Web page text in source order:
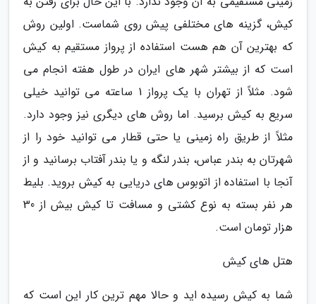
کیش، گزینه های مختلفی پیش روی شماست. اولین روش
که بهترین آن هم هست استفاده از پرواز مستقیم به کیش
است که از بیشتر شهر های ایران در طول هفته انجام می
شود. مثلاً از تهران با یک پرواز 1 ساعته می توانید خیلی
سریع به کیش برسید. اما روش های دیگری نیز وجود دارد.
مثلاً از طریق راه زمینی یا حتی قطار می توانید خود را از
شهرتان به بندر عباس، بندر لنگه و یا بندر آفتاب برسانید و از
آنجا با استفاده از اتوبوس های دریایی به کیش بروید. بلیط
هر نفر بسته به نوع کشتی و مسافت تا کیش بیش از 30
هزار تومان است.
هتل های کیش
شما به کیش رسیده اید و حالا مهم ترین کار این است که